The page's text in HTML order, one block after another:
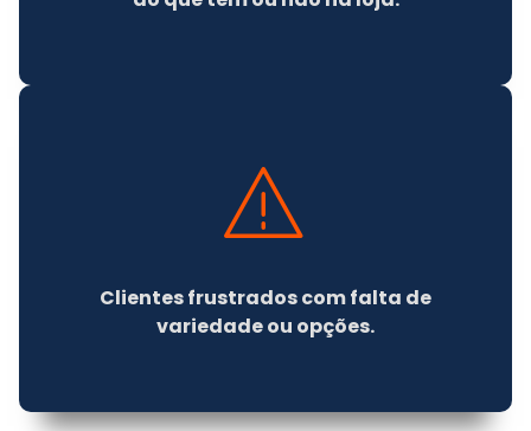
Clientes frustrados com falta de
variedade ou opções.